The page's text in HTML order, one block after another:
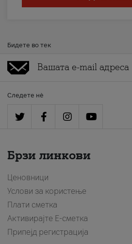
Бидете во тек
Следете нè
Брзи линкови
Ценовници
Услови за користење
Плати сметка
Активирајте Е-сметка
Припејд регистрација